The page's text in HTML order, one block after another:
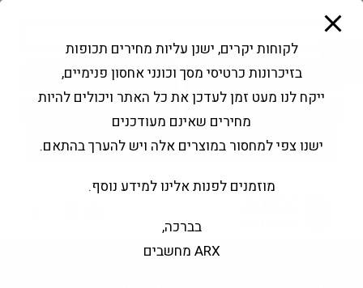
פתח סרגל נגישות
Products
search
החשבון שלי בקשה להצעה
לקוחות יקרים, ישנן עליות מחירים תכופות
בזיכרונות כרטיסי מסך וכונני אחסון פנימיים,
ייקח לנו מעט זמן לעדכן את כל האתר ויכולים להיות
מחירים שאינם מעודכנים
ישנו צפי למחסור במוצרים אלה ויש להערך בהתאם.
מוזמנים לפנות אלינו למידע נוסף.
בברכה,
ARX מחשבים